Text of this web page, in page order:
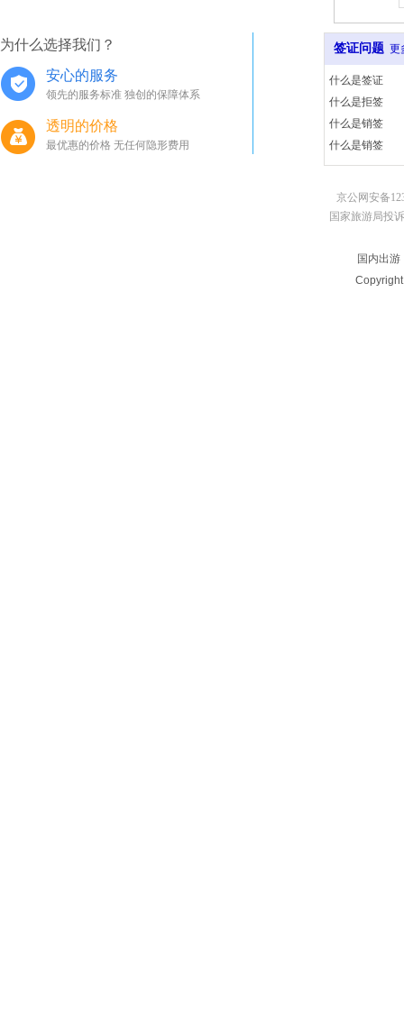
签证问题 更
什么是签证
什么是拒签
什么是销签
什么是销签
为什么选择我们？
安心的服务
领先的服务标准 独创的保障体系
透明的价格
最优惠的价格 无任何隐形费用
京公网安备
国家旅游局投
国内出游